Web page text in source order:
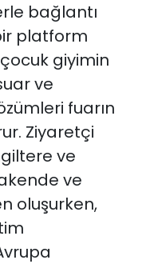
bağlantı
platform
giyimin
ve
fuarın
Ziyaretçi
ve
ve
oluşurken,